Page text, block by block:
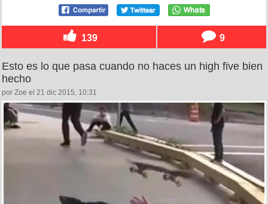
139 9
Esto es lo que pasa cuando no haces un high five bien
hecho
por Zoe el 21 dic 2015, 10:31